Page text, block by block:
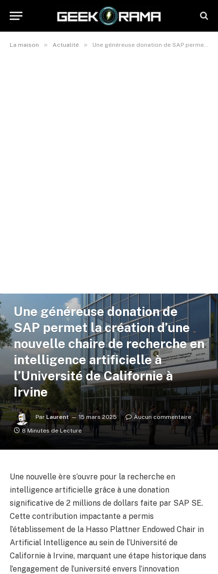
La maison » Actualité » Une généreuse donation de SAP permet la création d’une nouvelle chaire de recherche en intelligence artificielle à l’Université de Californie à Irvine
Une généreuse donation de
SAP permet la création d’une
nouvelle chaire de recherche en
intelligence artificielle à
l’Université de Californie à
Irvine
Par Laurent 15 mars 2025
Aucun commentaire
8 Minutes de Lecture
Une nouvelle ère s’ouvre pour la recherche en
intelligence artificielle grâce à une donation
significative de 2 millions de dollars faite par SAP SE.
Cette contribution impactante a permis
l’établissement de la Hasso Plattner Endowed Chair in
Artificial Intelligence au sein de l’Université de
Californie à Irvine, marquant une étape historique dans
l’engagement de l’université envers l’innovation